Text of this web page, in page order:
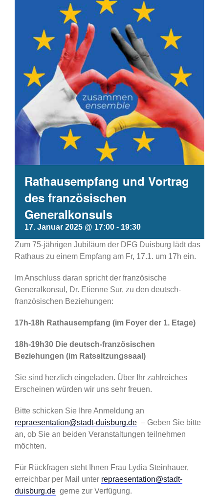
Rathausempfang und Vortrag
des französischen
Generalkonsuls
17. Januar 2025 @ 17:00 - 19:30
Zum 75-jährigen Jubiläum der DFG Duisburg lädt das
Rathaus zu einem Empfang am Fr, 17.1. um 17h ein.
Im Anschluss daran spricht der französische
Generalkonsul, Dr. Etienne Sur, zu den deutsch-
französischen Beziehungen:
17h-18h Rathausempfang (im Foyer der 1. Etage)
18h-19h30 Die deutsch-französischen
Beziehungen (im Ratssitzungssaal)
Sie sind herzlich eingeladen. Über Ihr zahlreiches
Erscheinen würden wir uns sehr freuen.
Bitte schicken Sie Ihre Anmeldung an
repraesentation@stadt-duisburg.de – Geben Sie bitte
an, ob Sie an beiden Veranstaltungen teilnehmen
möchten.
Für Rückfragen steht Ihnen Frau Lydia Steinhauer,
erreichbar per Mail unter repraesentation@stadt-
duisburg.de gerne zur Verfügung.